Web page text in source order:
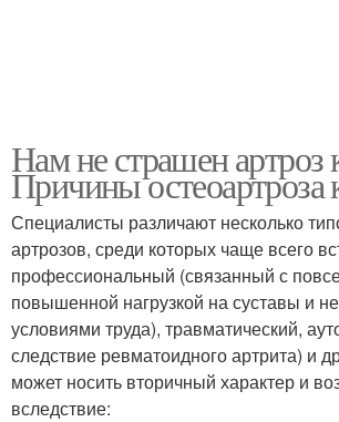
Нам не страшен артроз
Причины остеоартроза
Специалисты различают несколько
артрозов, среди которых чаще всего
профессиональный (связанный с
повышенной нагрузкой на суставы и
условиями труда), травматический,
следствие ревматоидного артрита) и
может носить вторичный характер и
вследствие: